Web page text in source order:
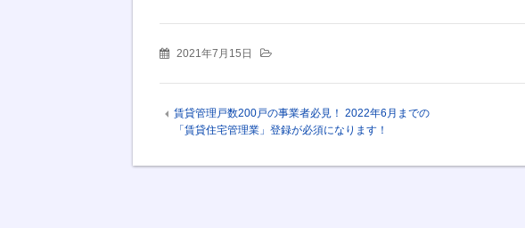
2021年7月15日
賃貸管理戸数200戸の事業者必見！ 2022年6月までの
「賃貸住宅管理業」登録が必須になります！